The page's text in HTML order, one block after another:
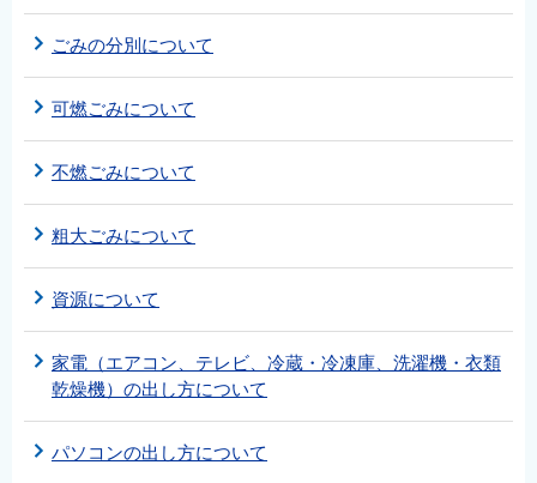
ごみの分別について
可燃ごみについて
不燃ごみについて
粗大ごみについて
資源について
家電（エアコン、テレビ、冷蔵・冷凍庫、洗濯機・衣類
乾燥機）の出し方について
パソコンの出し方について